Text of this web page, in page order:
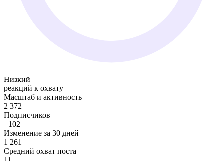
Низкий
реакций к охвату
Масштаб и активность
2 372
Подписчиков
+102
Изменение за 30 дней
1 261
Средний охват поста